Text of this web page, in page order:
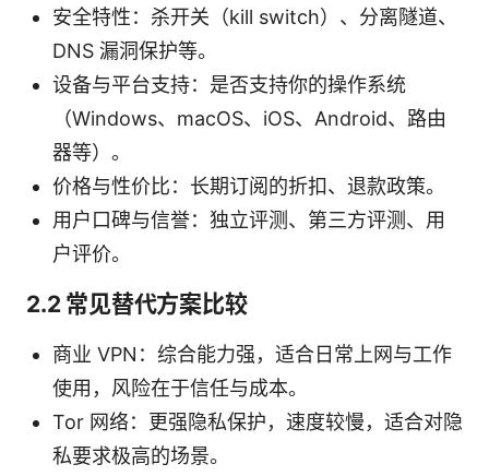
安全特性：杀开关（kill switch）、分离隧道、
DNS 漏洞保护等。
设备与平台支持：是否支持你的操作系统
（Windows、macOS、iOS、Android、路由
器等）。
价格与性价比：长期订阅的折扣、退款政策。
用户口碑与信誉：独立评测、第三方评测、用
户评价。
2.2 常见替代方案比较
商业 VPN：综合能力强，适合日常上网与工作
使用，风险在于信任与成本。
Tor 网络：更强隐私保护，速度较慢，适合对隐
私要求极高的场景。